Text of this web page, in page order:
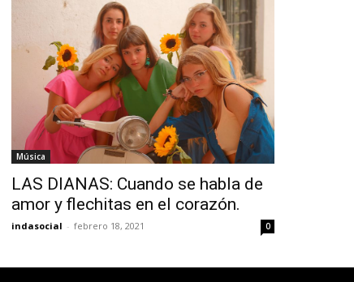
Música
LAS DIANAS: Cuando se habla de
amor y flechitas en el corazón.
indasocial - febrero 18, 2021 0